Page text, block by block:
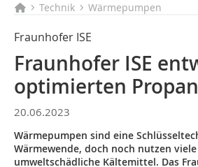
Technik Wärmepumpen
Fraunhofer ISE
Fraunhofer ISE
optimierten
20.06.2023
Wärmepumpen sind eine
Wärmewende, doch noch nutzen
umweltschädliche Kältemittel. Das